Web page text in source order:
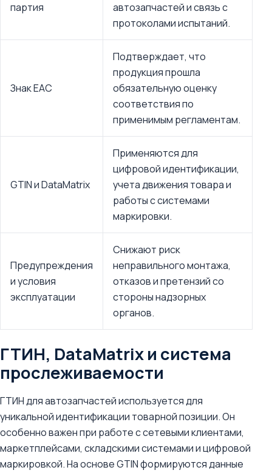
партия
автозапчастей и связь с
протоколами испытаний.
Знак ЕАС
Подтверждает, что
продукция прошла
обязательную оценку
соответствия по
применимым регламентам.
GTIN и DataMatrix
Применяются для
цифровой идентификации,
учета движения товара и
работы с системами
маркировки.
Предупреждения
и условия
эксплуатации
Снижают риск
неправильного монтажа,
отказов и претензий со
стороны надзорных
органов.
ГТИН, DataMatrix и система
прослеживаемости
ГТИН для автозапчастей используется для
уникальной идентификации товарной позиции. Он
особенно важен при работе с сетевыми клиентами,
маркетплейсами, складскими системами и цифровой
маркировкой. На основе GTIN формируются данные